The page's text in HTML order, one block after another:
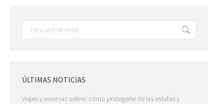
ÚLTIMAS NOTICIAS
Viajes y reservas online: cómo protegerte de las estafas y